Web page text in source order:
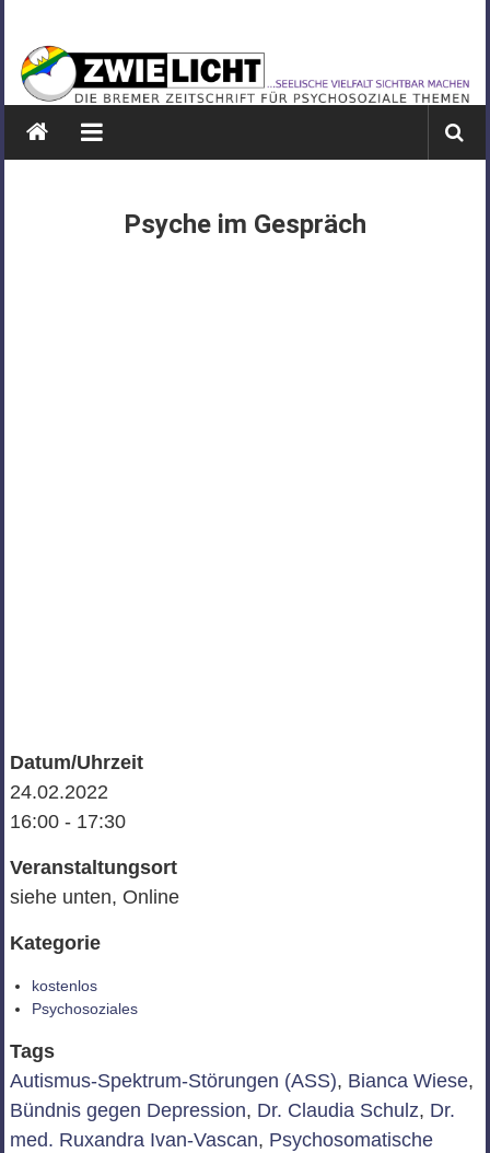
springen
ZWIELICHT
BREMEN
DIE
PSYCHOSOZIALEPsyche im Gespräch
Datum/Uhrzeit
24.02.2022
16:00 - 17:30
Veranstaltungsort
siehe unten, Online
Kategorie
kostenlos
Psychosoziales
Tags
Autismus-Spektrum-Störungen (ASS), Bianca Wiese,
Bündnis gegen Depression, Dr. Claudia Schulz, Dr.
med. Ruxandra Ivan-Vascan, Psychosomatische